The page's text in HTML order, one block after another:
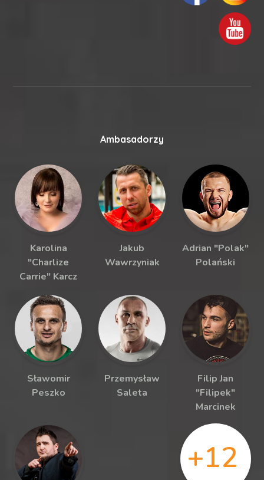
Ambasadorzy
Karolina
"Charlize
Carrie" Karcz
Jakub
Wawrzyniak
Adrian "Polak"
Polański
Sławomir
Peszko
Przemysław
Saleta
Filip Jan
"Filipek"
Marcinek
+12